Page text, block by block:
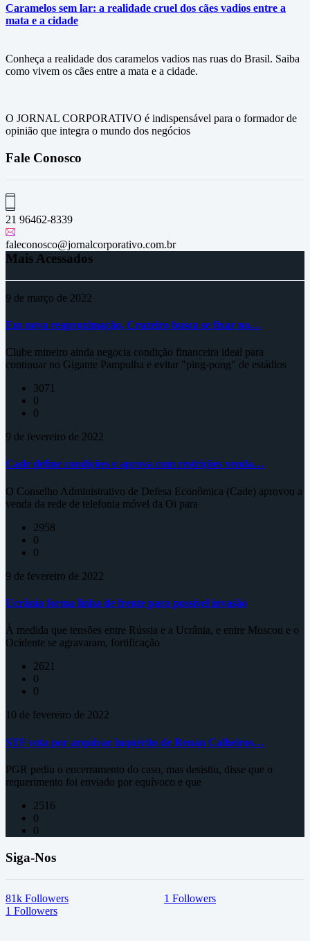
Caramelos sem lar: a realidade cruel dos cães vadios entre a
mata e a cidade
Conheça a realidade dos caramelos vadios nas ruas do Brasil. Saiba
como vivem os cães entre a mata e a cidade.
O JORNAL CORPORATIVO é indispensável para o formador de
opinião que integra o mundo dos negócios
Fale Conosco
21 96462-8339
faleconosco@jornalcorporativo.com.br
Mais Acessados
9 de março de 2022
Em nova reaproximação, Cruzeiro busca se fixar no…
Clube mineiro ainda negocia condição financeira ideal para
continuar no Gigante Pampulha e evitar "ping-pong" de estádios
3071
0
0
9 de fevereiro de 2022
Cade define condições e aprova com restrições venda…
O Conselho Administrativo de Defesa Econômica (Cade) aprovou a
venda da rede de telefonia móvel da Oi para
2958
0
0
9 de fevereiro de 2022
Ucrânia forma linha de frente para possível invasão
À medida que tensões entre Rússia e a Ucrânia, e entre Moscou e o
Ocidente se agravaram, fortificação
2621
0
0
10 de fevereiro de 2022
STF vota por arquivar inquérito de Renan Calheiros…
PGR pediu o encerramento do caso, mas desistiu, disse que o
requerimento foi enviado por equívoco e que
2516
0
0
Siga-Nos
81k Followers 1 Followers
1 Followers